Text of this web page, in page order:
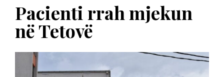
Pacienti rrah mjekun
në Tetovë